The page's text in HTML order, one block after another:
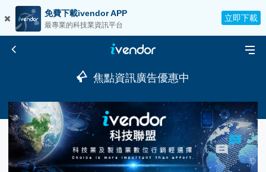
免費下載ivendor APP
最專業的科技業資訊平台
立即下載
焦點資訊廣告優惠中